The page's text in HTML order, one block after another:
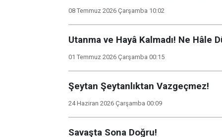
08 Temmuz 2026 Çarşamba 10:02
Utanma ve Hayâ Kalmadı! Ne Hâle
01 Temmuz 2026 Çarşamba 00:15
Şeytan Şeytanlıktan Vazgeçmez!
24 Haziran 2026 Çarşamba 00:09
Savaşta Sona Doğru!